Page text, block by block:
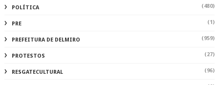
POLÍTICA (480)
PRE (1)
PREFEITURA DE DELMIRO (959)
PROTESTOS (27)
RESGATECULTURAL (96)